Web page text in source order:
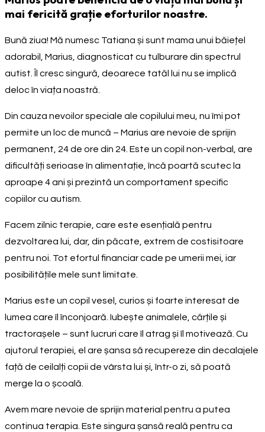
mai fericită grație eforturilor noastre.
Bună ziua! Mă numesc Tatiana și sunt mama unui băiețel
adorabil, Marius, diagnosticat cu tulburare din spectrul
autist. Îl cresc singură, deoarece tatăl lui nu se implică
deloc în viața noastră.
Din cauza nevoilor speciale ale copilului meu, nu îmi pot
permite un loc de muncă – Marius are nevoie de sprijin
permanent, 24 de ore din 24. Este un copil non-verbal, are
dificultăți serioase în alimentație, încă poartă scutec la
aproape 4 ani și prezintă un comportament specific
copiilor cu autism.
Facem zilnic terapie, care este esențială pentru
dezvoltarea lui, dar, din păcate, extrem de costisitoare
pentru noi. Tot efortul financiar cade pe umerii mei, iar
posibilitățile mele sunt limitate.
Marius este un copil vesel, curios și foarte interesat de
lumea care îl înconjoară. Iubește animalele, cărțile și
tractorașele – sunt lucruri care îl atrag și îl motivează. Cu
ajutorul terapiei, el are șansa să recupereze din decalajele
față de ceilalți copii de vârsta lui și, într-o zi, să poată
merge la o școală.
Avem mare nevoie de sprijin material pentru a putea
continua terapia. Este singura șansă reală pentru ca